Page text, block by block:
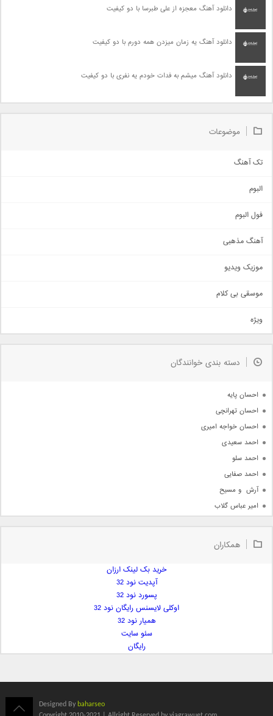
دانلود آهنگ معجزه از علی طبرسا با دو کیفیت
دانلود آهنگ یه زمان میزدن همه دورم با دو کیفیت
دانلود آهنگ میشم به فدات خودم یه نفری با دو کیفیت
موضوعات
تک آهنگ
اجتماعی
حماسی
سنتی
اهنگ بندرعباسی
دمو
مذهبی
جدیدترین ها
البوم
فول البوم
آهنگ مذهبی
موزیک ویدیو
موسقی بی کلام
ویژه
دسته بندی خوانندگان
احسان پایه
احسان تهرانچی
احسان خواجه امیری
احمد سعیدی
احمد سلو
احمد صفایی
آرش  و مسیح
امیر عباس گلاب
امیر علی
ایمان فلاح
همکاران
خرید بک لینک ارزان
آپدیت نود 32
پسورد نود 32
اوکلی لایسنس رایگان نود 32
همیار نود 32
سئو سایت
رایگان
Designed By baharseo